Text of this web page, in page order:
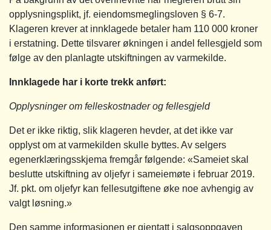
opplysningsplikt, jf. eiendomsmeglingsloven § 6-7.
Klageren krever at innklagede betaler ham 110 000 kroner
i erstatning. Dette tilsvarer økningen i andel fellesgjeld som
følge av den planlagte utskiftningen av varmekilde.
Innklagede har i korte trekk anført:
Opplysninger om felleskostnader og fellesgjeld
Det er ikke riktig, slik klageren hevder, at det ikke var
opplyst om at varmekilden skulle byttes. Av selgers
egenerklæringsskjema fremgår følgende: «Sameiet skal
beslutte utskiftning av oljefyr i sameiemøte i februar 2019.
Jf. pkt. om oljefyr kan fellesutgiftene øke noe avhengig av
valgt løsning.»
Den samme informasjonen er gjentatt i salgsoppgaven